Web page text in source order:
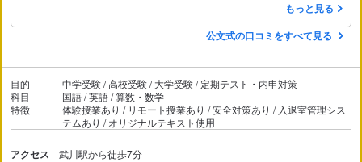
もっと見る
公文式の口コミをすべて見る
目的
中学受験 / 高校受験 / 大学受験 / 定期テスト・内申対策
科目
国語 / 英語 / 算数・数学
特徴
体験授業あり / リモート授業あり / 安全対策あり / 入退室管理シス
テムあり / オリジナルテキスト使用
アクセス 武川駅から徒歩7分